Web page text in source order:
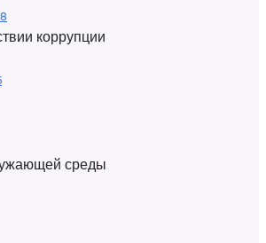
коррупции
среды